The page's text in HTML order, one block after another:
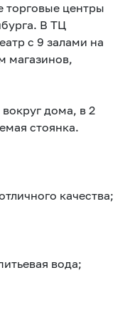
торговые центры
В ТЦ
с 9 залами на
магазинов,
дома, в 2
стоянка.
качества;
вода;